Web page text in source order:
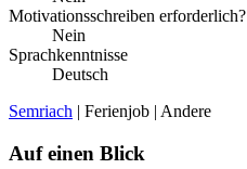
Motivationsschreiben erforderlich?
Nein
Sprachkenntnisse
Deutsch
Semriach | Ferienjob | Andere
Auf einen Blick